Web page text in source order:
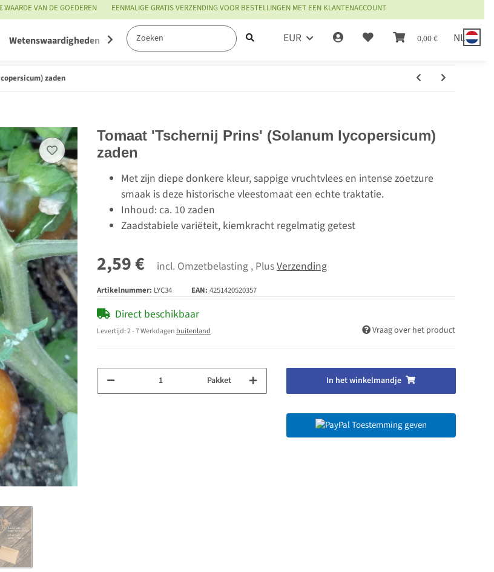
WAARDE VAN DE GOEDEREN EENMALIGE GRATIS VERZENDING VOOR BESTELLINGEN MET EEN KLANTENACCOUNT
EUR 0,00 € NL
Wetenswaardigheden Service
zaden
Tomaat 'Tschernij Prins' (Solanum lycopersicum)
zaden
Met zijn diepe donkere kleur, sappige vruchtvlees en intense zoetzure
smaak is deze historische vleestomaat een echte traktatie.
Inhoud: ca. 10 zaden
Zaadstabiele variëteit, kiemkracht regelmatig getest
2,59 € incl. Omzetbelasting , PlusVerzending
Artikelnummer: LYC34 EAN: 4251420520357
Direct beschikbaar
Levertijd:2 - 7 Werkdagen buitenland Vraag over het product
Pakket In het winkelmandje
Toestemming geven